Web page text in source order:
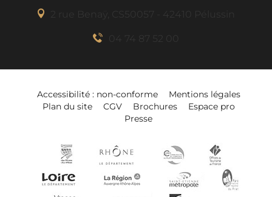
Accessibilité : non-conforme
Mentions légales
Plan du site
CGV Brochures
Espace pro
Presse